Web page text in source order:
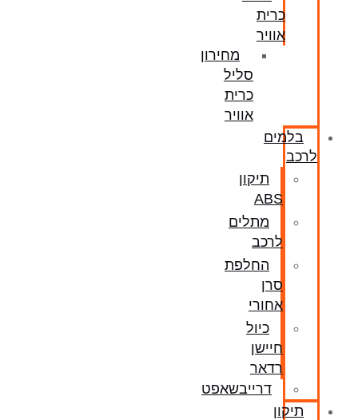
כרית
אוויר
מחירון
סליל
כרית
אוויר
בלמים
לרכב
תיקון
ABS
מתלים
לרכב
החלפת
סרן
אחורי
כיול
חיישן
רדאר
דרייבשאפט
תיקון